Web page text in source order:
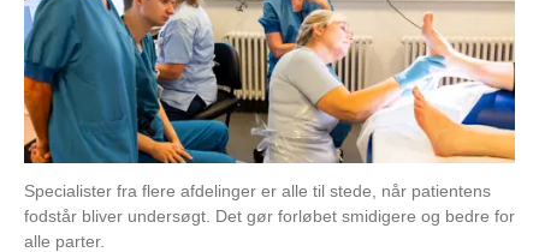
Specialister fra flere afdelinger er alle til stede, når patientens
fodstår bliver undersøgt. Det gør forløbet smidigere og bedre for
alle parter.